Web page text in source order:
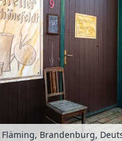
Brandenburg,